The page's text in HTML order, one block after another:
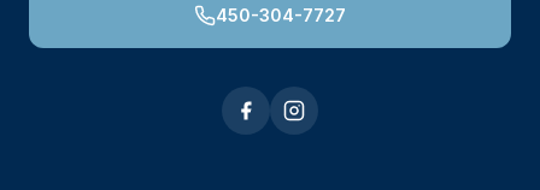
450-304-7727